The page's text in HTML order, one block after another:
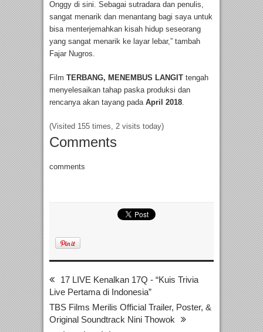
Onggy di sini. Sebagai sutradara dan penulis,
sangat menarik dan menantang bagi saya untuk
bisa menterjemahkan kisah hidup seseorang
yang sangat menarik ke layar lebar,” tambah
Fajar Nugros.
Film TERBANG, MENEMBUS LANGIT tengah
menyelesaikan tahap paska produksi dan
rencanya akan tayang pada April 2018
(Visited 155 times, 2 visits today)
Comments
comments
17 LIVE Kenalkan 17Q - “Kuis Trivia
Live Pertama di Indonesia”
TBS Films Merilis Official Trailer, Poster, &
Original Soundtrack Nini Thowok